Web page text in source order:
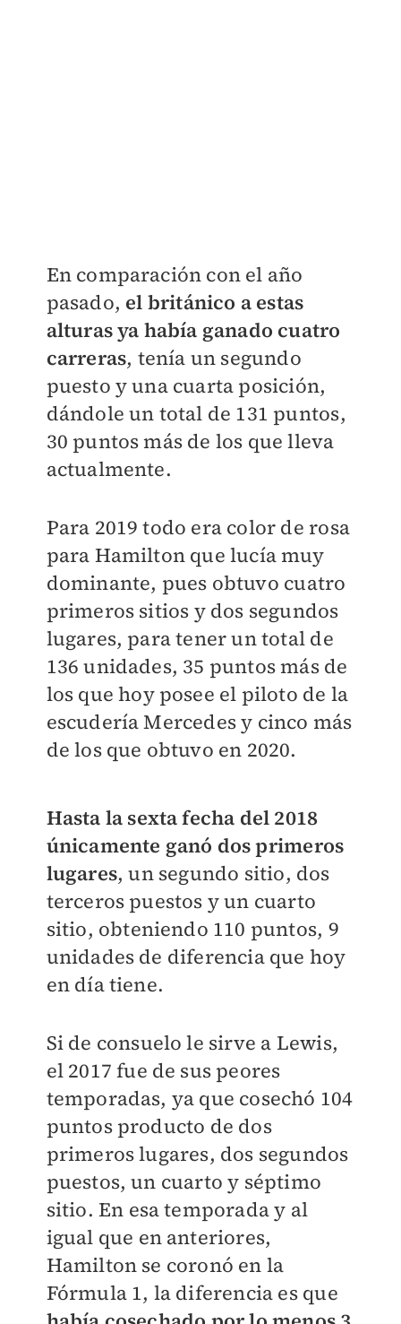
En comparación con el año
pasado, el británico a estas
alturas ya había ganado cuatro
carreras, tenía un segundo
puesto y una cuarta posición,
dándole un total de 131 puntos,
30 puntos más de los que lleva
actualmente.
Para 2019 todo era color de rosa
para Hamilton que lucía muy
dominante, pues obtuvo cuatro
primeros sitios y dos segundos
lugares, para tener un total de
136 unidades, 35 puntos más de
los que hoy posee el piloto de la
escudería Mercedes y cinco más
de los que obtuvo en 2020.
Hasta la sexta fecha del 2018
únicamente ganó dos primeros
lugares, un segundo sitio, dos
terceros puestos y un cuarto
sitio, obteniendo 110 puntos, 9
unidades de diferencia que hoy
en día tiene.
Si de consuelo le sirve a Lewis,
el 2017 fue de sus peores
temporadas, ya que cosechó 104
puntos producto de dos
primeros lugares, dos segundos
puestos, un cuarto y séptimo
sitio. En esa temporada y al
igual que en anteriores,
Hamilton se coronó en la
Fórmula 1, la diferencia es que